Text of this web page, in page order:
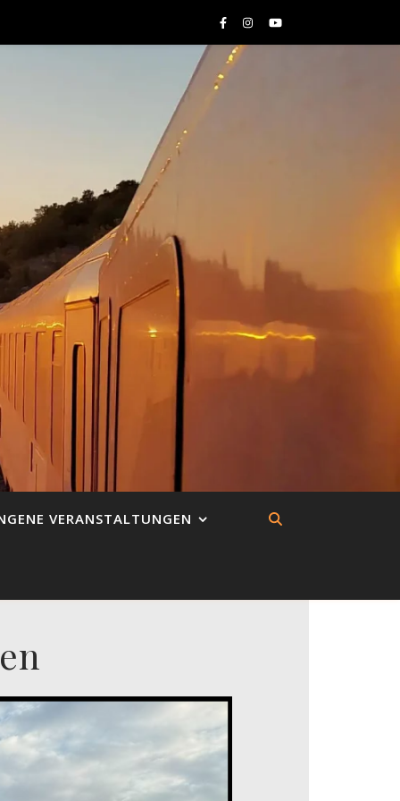
VERANSTALTUNGEN